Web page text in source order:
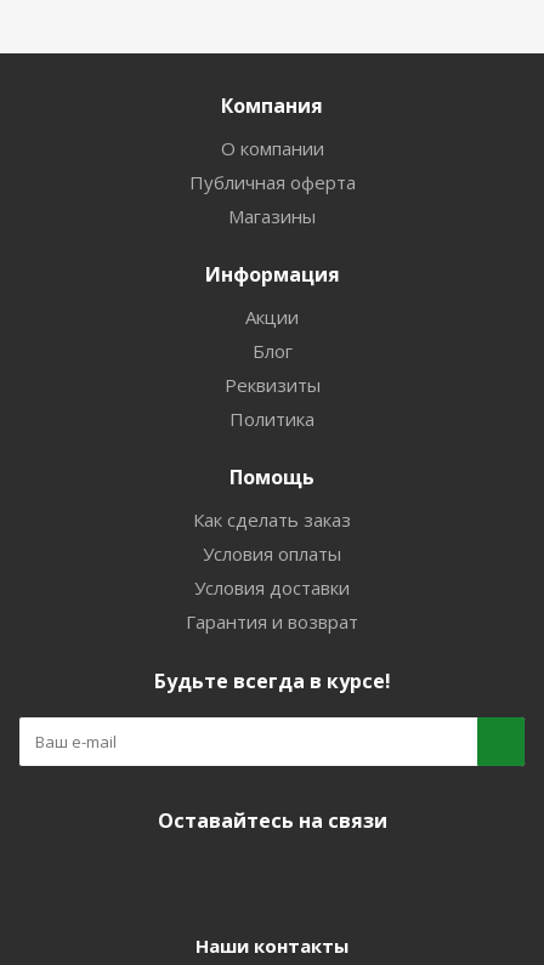
Компания
О компании
Публичная оферта
Магазины
Информация
Акции
Блог
Реквизиты
Политика
Помощь
Как сделать заказ
Условия оплаты
Условия доставки
Гарантия и возврат
Будьте всегда в курсе!
Оставайтесь на связи
Наши контакты